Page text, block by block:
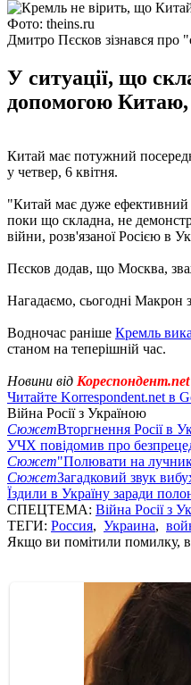
Фото: theins.ru
Дмитро Пєсков зізнався про
У ситуації, що
допомогою
Китай має потужний
у четвер, 6 квітня.
"Китай має дуже ефективний
поки що складна, не
війни, розв'язаної Росією в
Пєсков додав, що Москва,
Нагадаємо, сьогодні Макрон
Водночас раніше Кремль
станом на теперішній час.
Новини від Кореспондент.net
Читайте Korrespondent.net в
Війна Росії з Україною
СюжетВторгнення Росії в
УЧХ повідомив про
Сюжет"Полювати на
СюжетЗагадковий звук
Їздили в Україну заради
СПЕЦТЕМА: Війна Росії з
ТЕГИ: Россия, Украина,
Якщо ви помітили помилку,